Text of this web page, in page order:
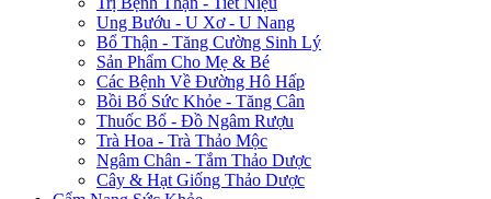
Ung Bướu - U Xơ - U Nang
Bổ Thận - Tăng Cường Sinh Lý
Sản Phẩm Cho Mẹ & Bé
Các Bệnh Về Đường Hô Hấp
Bồi Bổ Sức Khỏe - Tăng Cân
Thuốc Bổ - Đồ Ngâm Rượu
Trà Hoa - Trà Thảo Mộc
Ngâm Chân - Tắm Thảo Dược
Cây & Hạt Giống Thảo Dược